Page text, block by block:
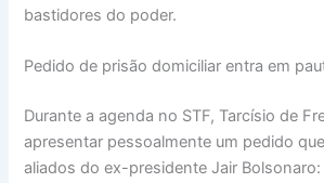
bastidores do poder.
Pedido de prisão domiciliar entra em
Durante a agenda no STF, Tarcísio de
apresentar pessoalmente um pedido
aliados do ex-presidente Jair